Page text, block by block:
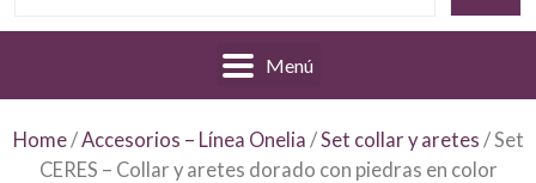
Menú
Home/Accesorios – Línea Onelia /Set collar y aretes / Set
CERES – Collar y aretes dorado con piedras en color